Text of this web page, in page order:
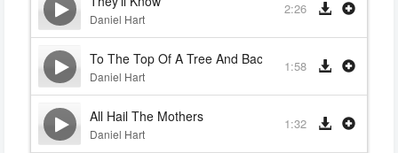
Daniel Hart
2:26
To The Top Of A Tree And Back Down
Daniel Hart
1:58
All Hail The Mothers
Daniel Hart
1:32